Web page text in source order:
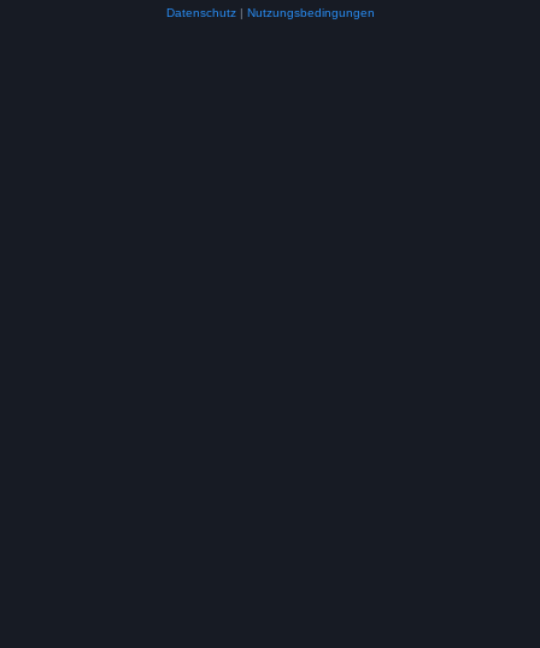
Datenschutz| Nutzungsbedingungen